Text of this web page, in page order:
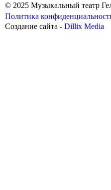
© 2025 Музыкальный театр
Политика
Создание сайта - Dillix Media